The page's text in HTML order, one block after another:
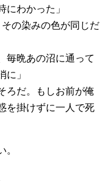
にわかった」
その染みの色が同じだ
毎晩あの沼に通って
に」
ろだ。もしお前が俺
を掛けずに一人で死
。